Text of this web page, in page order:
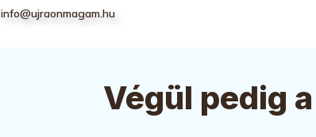
info@ujraonmagam.hu
Végül pedig